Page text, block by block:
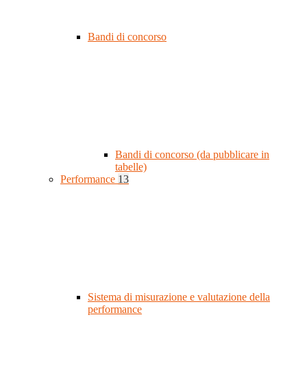
Bandi di concorso
Bandi di concorso (da pubblicare in
tabelle)
Performance 13
Sistema di misurazione e valutazione della
performance